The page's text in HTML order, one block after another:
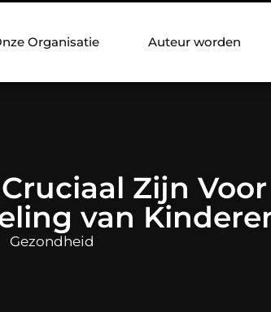
Organisatie Auteur worden
Zijn Voor
van
Gezondheid